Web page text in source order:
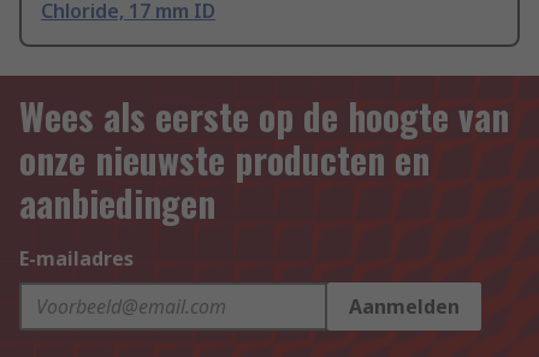
Chloride, 17 mm ID
Wees als eerste op de hoogte van
onze nieuwste producten en
aanbiedingen
E-mailadres
Aanmelden